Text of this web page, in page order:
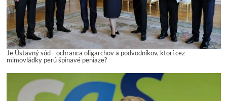
Je Ústavný súd - ochranca oligarchov a podvodníkov, ktorí cez
mimovládky perú špinavé peniaze?